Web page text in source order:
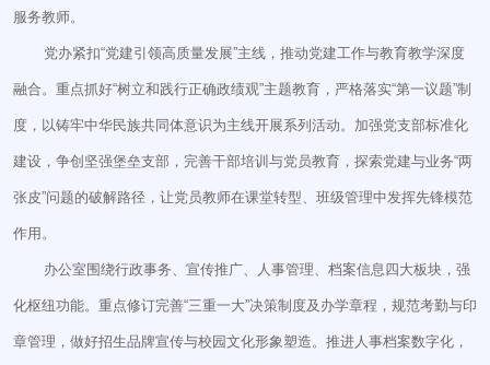
服务教师。
党办紧扣“党建引领高质量发展”主线，推动党建工作与教育教学深度
融合。重点抓好“树立和践行正确政绩观”主题教育，严格落实“第一议题”制
度，以铸牢中华民族共同体意识为主线开展系列活动。加强党支部标准化
建设，争创坚强堡垒支部，完善干部培训与党员教育，探索党建与业务“两
张皮”问题的破解路径，让党员教师在课堂转型、班级管理中发挥先锋模范
作用。
办公室围绕行政事务、宣传推广、人事管理、档案信息四大板块，强
化枢纽功能。重点修订完善“三重一大”决策制度及办学章程，规范考勤与印
章管理，做好招生品牌宣传与校园文化形象塑造。推进人事档案数字化，